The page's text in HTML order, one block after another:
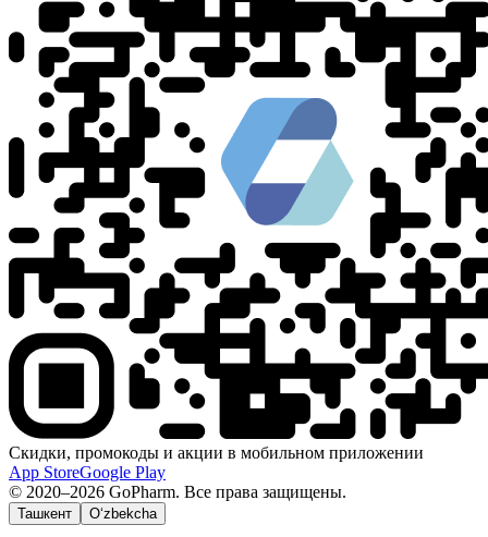
Скидки, промокоды и акции в мобильном приложении
App StoreGoogle Play
© 2020–2026 GoPharm. Все права защищены.
Ташкент O‘zbekcha